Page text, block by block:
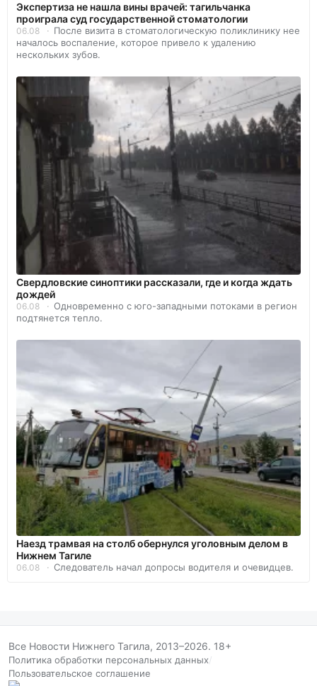
Экспертиза не нашла вины врачей: тагильчанка
проиграла суд государственной стоматологии
06.08
После визита в стоматологическую поликлинику нее
началось воспаление, которое привело к удалению
нескольких зубов.
Свердловские синоптики рассказали, где и когда ждать
дождей
06.08
Одновременно с юго-западными потоками в регион
подтянется тепло.
Наезд трамвая на столб обернулся уголовным делом в
Нижнем Тагиле
06.08 Следователь начал допросы водителя и очевидцев.
Все Новости Нижнего Тагила, 2013–2026. 18+
Политика обработки персональных данных/
Пользовательское соглашение